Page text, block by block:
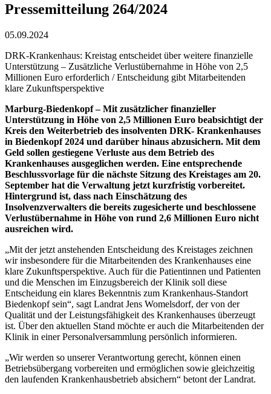
Pressemitteilung 264/2024
05.09.2024
DRK-Krankenhaus: Kreistag entscheidet über weitere finanzielle
Unterstützung – Zusätzliche Verlustübernahme in Höhe von 2,5
Millionen Euro erforderlich / Entscheidung gibt Mitarbeitenden
klare Zukunftsperspektive
Marburg-Biedenkopf –Mit zusätzlicher finanzieller
Unterstützung in Höhe von 2,5 Millionen Euro beabsichtigt der
Kreis den Weiterbetrieb des insolventen DRK- Krankenhauses
in Biedenkopf 2024 und darüber hinaus abzusichern. Mit dem
Geld sollen gestiegene Verluste aus dem Betrieb des
Krankenhauses ausgeglichen werden. Eine entsprechende
Beschlussvorlage für die nächste Sitzung des Kreistages am 20.
September hat die Verwaltung jetzt kurzfristig vorbereitet.
Hintergrund ist, dass nach Einschätzung des
Insolvenzverwalters die bereits zugesicherte und beschlossene
Verlustübernahme in Höhe von rund 2,6 Millionen Euro nicht
ausreichen wird.
„Mit der jetzt anstehenden Entscheidung des Kreistages zeichnen
wir insbesondere für die Mitarbeitenden des Krankenhauses eine
klare Zukunftsperspektive. Auch für die Patientinnen und Patienten
und die Menschen im Einzugsbereich der Klinik soll diese
Entscheidung ein klares Bekenntnis zum Krankenhaus-Standort
Biedenkopf sein“, sagt Landrat Jens Womelsdorf, der von der
Qualität und der Leistungsfähigkeit des Krankenhauses überzeugt
ist. Über den aktuellen Stand möchte er auch die Mitarbeitenden der
Klinik in einer Personalversammlung persönlich informieren.
„Wir werden so unserer Verantwortung gerecht, können einen
Betriebsübergang vorbereiten und ermöglichen sowie gleichzeitig
den laufenden Krankenhausbetrieb absichern“ betont der Landrat.